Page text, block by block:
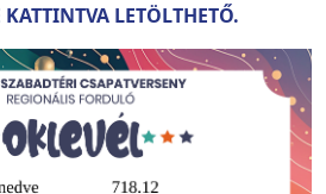
LETÖLTHETŐ.